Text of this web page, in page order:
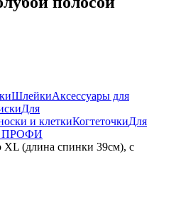
ШлейкиАксессуары для
Для
и клеткиКогтеточкиДля
ПРОФИ
XL (длина спинки 39см), с